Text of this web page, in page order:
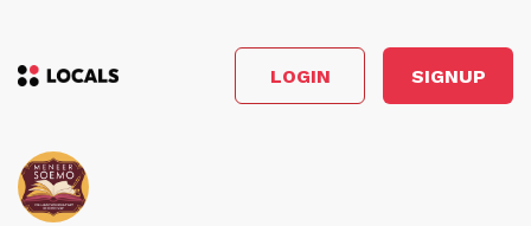
LOGIN SIGNUP